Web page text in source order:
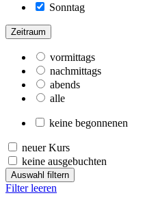
Sonntag
Zeitraum
vormittags
nachmittags
abends
alle
keine begonnenen
neuer Kurs
keine ausgebuchten
Auswahl filtern
Filter leeren